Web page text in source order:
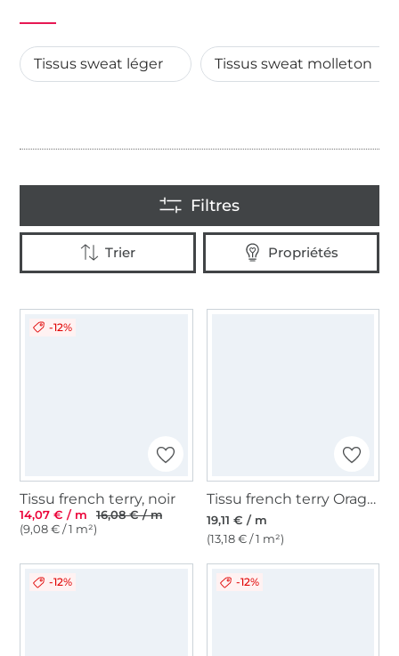
Tissus sweat léger Tissus sweat molleton
-12%
Tissu french terry, noir
14,07 € / m
16,08 € / m
(9,08 € / 1 m²)
Tissu french terry Orages Lightning, noir
19,11 € / m
(13,18 € / 1 m²)
-12% -12%